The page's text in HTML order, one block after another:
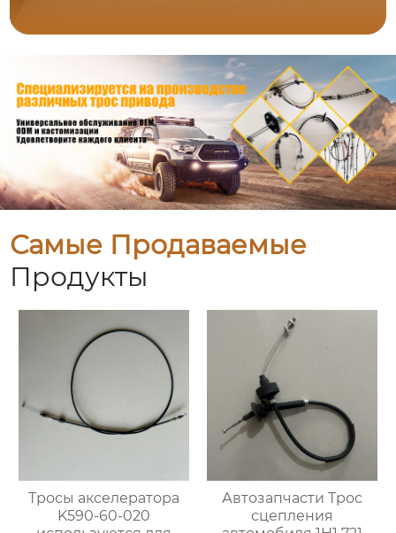
Самые Продаваемые
Продукты
Тросы акселератора
K590-60-020
Автозапчасти Трос
сцепления